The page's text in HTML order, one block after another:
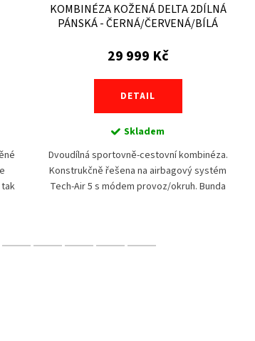
KOMBINÉZA KOŽENÁ DELTA 2DÍLNÁ
PÁNSKÁ - ČERNÁ/ČERVENÁ/BÍLÁ
29 999 Kč
DETAIL
Skladem
Dvoudílná sportovně-cestovní kombinéza.
Konstrukčně řešena na airbagový systém
Tech-Air 5 s módem provoz/okruh. Bunda